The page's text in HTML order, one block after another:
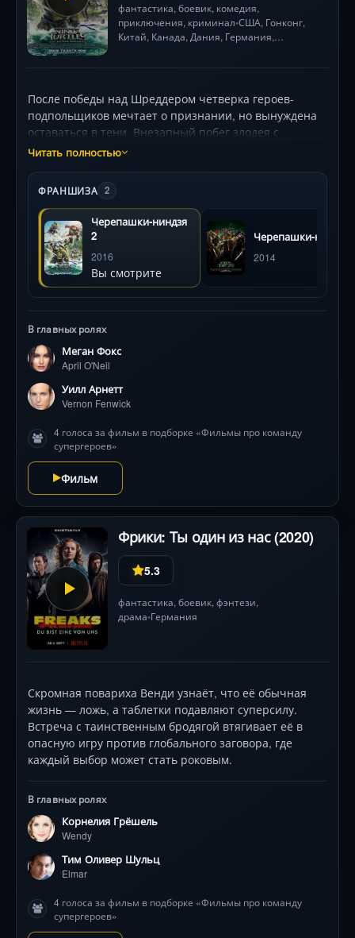
фантастика, боевик, комедия,
приключения, криминал•США, Гонконг,
Китай, Канада, Дания, Германия,
После победы над Шреддером четверка героев-
подпольщиков мечтает о признании, но вынуждена
оставаться в тени. Внезапный побег злодея с
помощью инопланетного мозга Крэнга меняет всё:
создающий чудовищных гибридов Бибопа и
Рокстеди. К ним присоединяется эксцентричный
охотник за головами Кейси Джонс (Стивен Амелл), а
репортёр Эйприл О’Нил (Меган Фокс) рискует
жизнью ради улик. Когда между черепашками
вспыхивает конфликт из-за шанса стать людьми, а
над Нью-Йорком нависает портал в иное измерение,
битва за планету достигает космического масштаба!
погони от джунглей Амазонки до крыш мегаполиса
держат в напряжении до финала .
Читать полностью
ФРАНШИЗА 2
Черепашки-ниндзя
2
2016
Вы смотрите
Черепашки-ниндзя
2014
В главных ролях
Меган Фокс
April O'Neil
Уилл Арнетт
Vernon Fenwick
4 голоса за фильм в подборке «Фильмы про команду
супергероев»
Фильм
Фрики: Ты один из нас (2020)
5.3
фантастика, боевик, фэнтези,
драма•Германия
Скромная повариха Венди узнаёт, что её обычная
жизнь — ложь, а таблетки подавляют суперсилу.
Встреча с таинственным бродягой втягивает её в
опасную игру против глобального заговора, где
каждый выбор может стать роковым.
В главных ролях
Корнелия Грёшель
Wendy
Тим Оливер Шульц
Elmar
4 голоса за фильм в подборке «Фильмы про команду
супергероев»